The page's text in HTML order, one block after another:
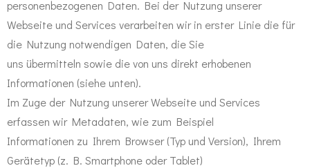
personenbezogenen Daten. Bei der Nutzung unserer
Webseite und Services verarbeiten wir in erster Linie die für
die Nutzung notwendigen Daten, die Sie
uns übermitteln sowie die von uns direkt erhobenen
Informationen (siehe unten).
Im Zuge der Nutzung unserer Webseite und Services
erfassen wir Metadaten, wie zum Beispiel
Informationen zu Ihrem Browser (Typ und Version), Ihrem
Gerätetyp (z. B. Smartphone oder Tablet)